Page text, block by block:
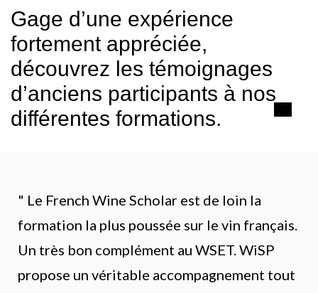
Gage d’une expérience
fortement appréciée,
découvrez les témoignages
d’anciens participants à nos
différentes formations.
" Le French Wine Scholar est de loin la
formation la plus poussée sur le vin français.
Un très bon complément au WSET. WiSP
propose un véritable accompagnement tout